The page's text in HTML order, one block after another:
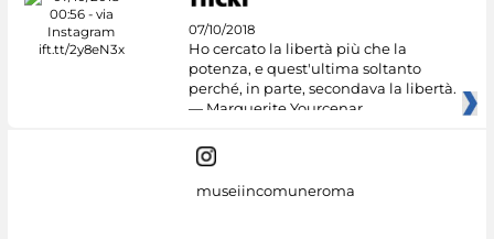
07/10/2018
Ho cercato la libertà più che la
potenza, e quest'ultima soltanto
perché, in parte, secondava la libertà.
— Marguerite Yourcenar
museiincomuneroma